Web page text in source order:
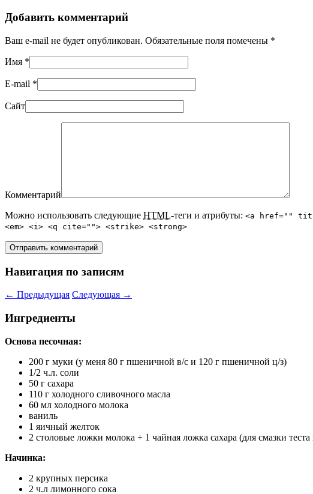
Добавить комментарий
Ваш e-mail не будет опубликован. Обязательные поля помечены *
Имя *
E-mail *
Сайт
Комментарий
Можно использовать следующие HTML-теги и атрибуты: <a href=""
<em> <i> <q cite=""> <strike> <strong>
Навигация по записям
← Предыдущая Следующая →
Ингредиенты
Основа песочная:
200 г муки (у меня 80 г пшеничной в/с и 120 г пшеничной ц/з)
1/2 ч.л. соли
50 г сахара
110 г холодного сливочного масла
60 мл холодного молока
ваниль
1 яичный желток
2 столовые ложки молока + 1 чайная ложка сахара (для смазки
Начинка:
2 крупных персика
2 ч.л лимонного сока